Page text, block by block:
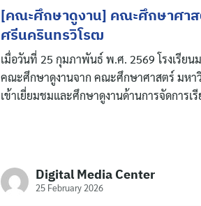
[คณะศึกษาดูงาน] คณะศึกษาศาส
ศรีนครินทรวิโรฒ
เมื่อวันที่ 25 กุมภาพันธ์ พ.ศ. 2569 โรงเรีย
คณะศึกษาดูงานจาก คณะศึกษาศาสตร์ มหา
เข้าเยี่ยมชมและศึกษาดูงานด้านการจัดการ
Digital Media Center
25 February 2026